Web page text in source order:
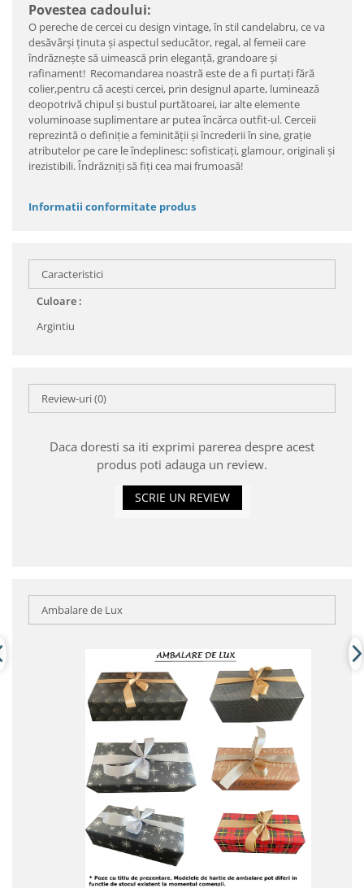
Povestea cadoului:
O pereche de cercei cu design vintage, în stil candelabru, ce va
desăvârşi ţinuta şi aspectul seducător, regal, al femeii care
îndrăzneşte să uimească prin eleganţă, grandoare şi
rafinament! Recomandarea noastră este de a fi purtaţi fără
colier,pentru că aceşti cercei, prin designul aparte, luminează
deopotrivă chipul şi bustul purtătoarei, iar alte elemente
voluminoase suplimentare ar putea încărca outfit-ul. Cerceii
reprezintă o definiţie a feminităţii şi încrederii în sine, graţie
atributelor pe care le îndeplinesc: sofisticaţi, glamour, originali şi
irezistibili. Îndrăzniţi să fiţi cea mai frumoasă!
Informatii conformitate produs
Caracteristici
Culoare :
Argintiu
Review-uri(0)
Daca doresti sa iti exprimi parerea despre acest
produs poti adauga un review.
SCRIE UN REVIEW
Ambalare de Lux